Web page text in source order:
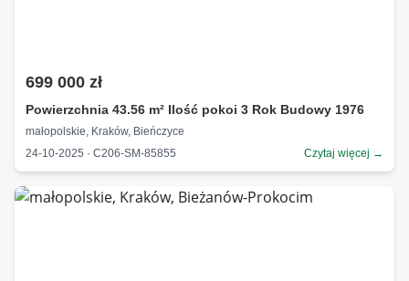
699 000 zł
Powierzchnia 43.56 m² Ilość pokoi 3 Rok Budowy 1976
małopolskie, Kraków, Bieńczyce
24-10-2025 · C206-SM-85855
Czytaj więcej →